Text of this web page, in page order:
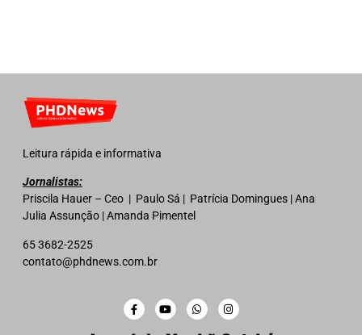
Leitura rápida e informativa
Jornalistas:
Priscila Hauer – Ceo | Paulo Sá | Patrícia Domingues | Ana
Julia Assunção | Amanda Pimentel
65 3682-2525
contato@phdnews.com.br